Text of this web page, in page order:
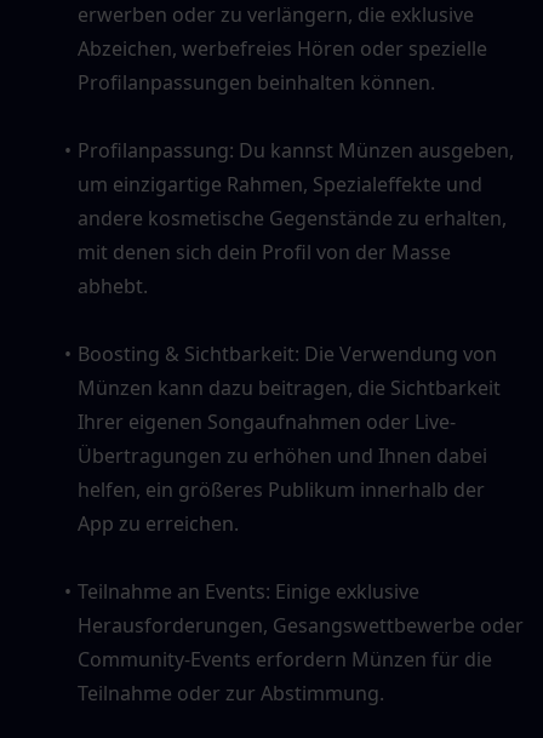
erwerben oder zu verlängern, die exklusive
Abzeichen, werbefreies Hören oder spezielle
Profilanpassungen beinhalten können.
Profilanpassung: Du kannst Münzen ausgeben,
um einzigartige Rahmen, Spezialeffekte und
andere kosmetische Gegenstände zu erhalten,
mit denen sich dein Profil von der Masse
abhebt.
Boosting & Sichtbarkeit: Die Verwendung von
Münzen kann dazu beitragen, die Sichtbarkeit
Ihrer eigenen Songaufnahmen oder Live-
Übertragungen zu erhöhen und Ihnen dabei
helfen, ein größeres Publikum innerhalb der
App zu erreichen.
Teilnahme an Events: Einige exklusive
Herausforderungen, Gesangswettbewerbe oder
Community-Events erfordern Münzen für die
Teilnahme oder zur Abstimmung.